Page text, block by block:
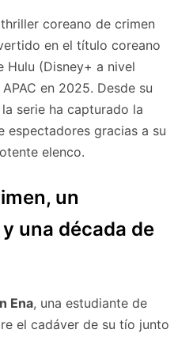
coreano de crimen
en el título coreano
Hulu (Disney+ a nivel
en 2025. Desde su
serie ha capturado la
espectadores gracias a su
elenco.
un
una década de
Ena, una estudiante de
el cadáver de su tío junto